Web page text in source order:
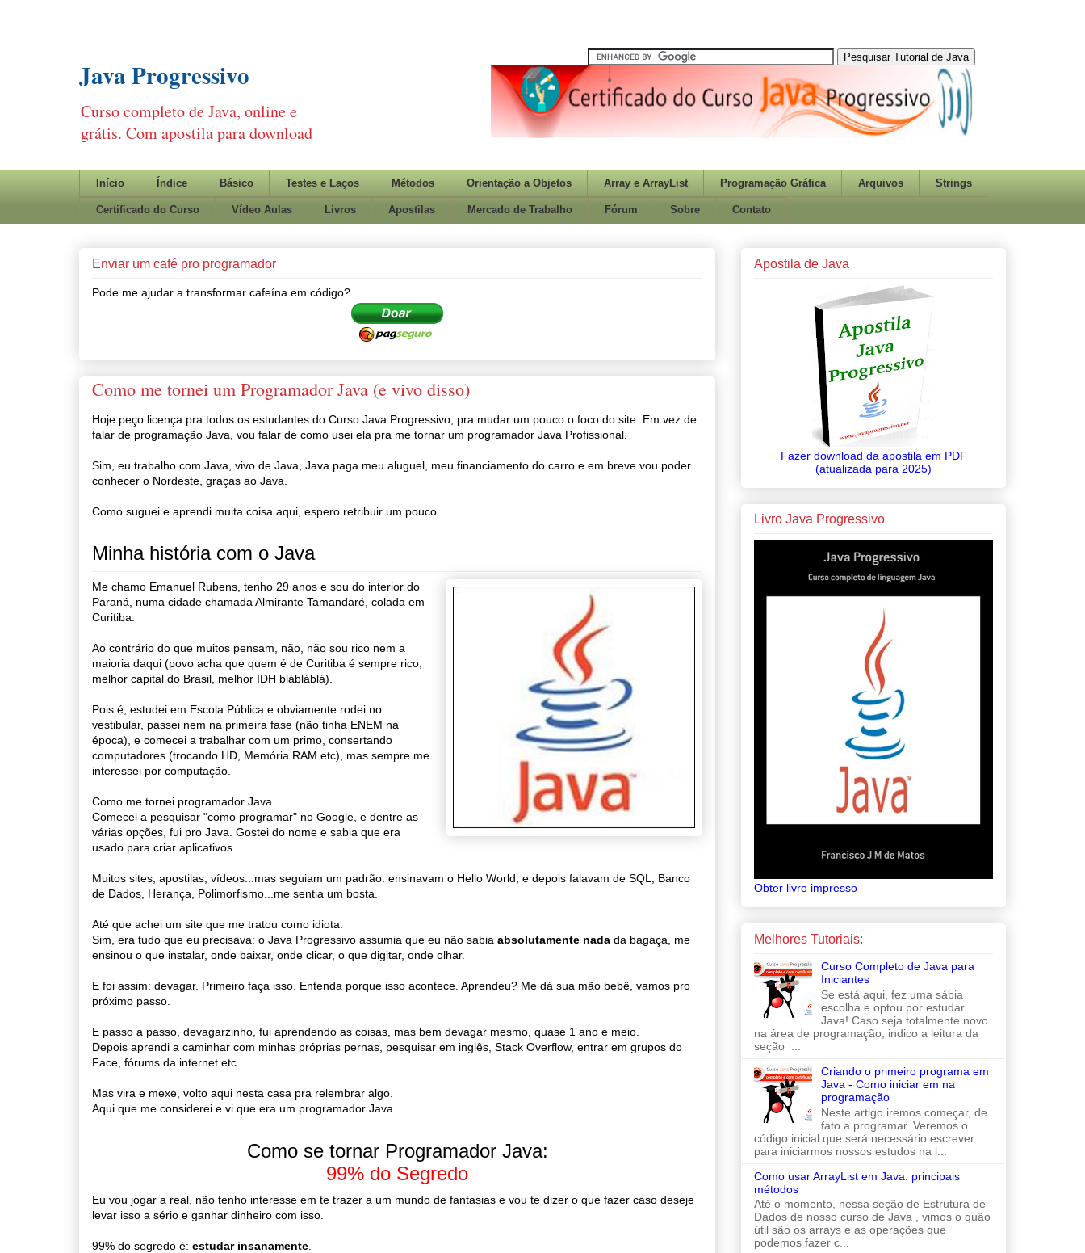
Java Progressivo
Curso completo de Java, online e
grátis. Com apostila para download
Início Índice Básico Testes e Laços Métodos Orientação a Objetos Array e ArrayList Programação Gráfica Arquivos Strings
Certificado do Curso Vídeo Aulas Livros Apostilas Mercado de Trabalho Fórum Sobre Contato
Enviar um café pro programador
Pode me ajudar a transformar cafeína em código?
Como me tornei um Programador Java (e vivo disso)
Hoje peço licença pra todos os estudantes do Curso Java Progressivo, pra mudar um pouco o foco do site. Em vez de
falar de programação Java, vou falar de como usei ela pra me tornar um programador Java Profissional.
Sim, eu trabalho com Java, vivo de Java, Java paga meu aluguel, meu financiamento do carro e em breve vou poder
conhecer o Nordeste, graças ao Java.
Como suguei e aprendi muita coisa aqui, espero retribuir um pouco.
Minha história com o Java
Me chamo Emanuel Rubens, tenho 29 anos e sou do interior do
Paraná, numa cidade chamada Almirante Tamandaré, colada em
Curitiba.
Ao contrário do que muitos pensam, não, não sou rico nem a
maioria daqui (povo acha que quem é de Curitiba é sempre rico,
melhor capital do Brasil, melhor IDH blábláblá).
Pois é, estudei em Escola Pública e obviamente rodei no
vestibular, passei nem na primeira fase (não tinha ENEM na
época), e comecei a trabalhar com um primo, consertando
computadores (trocando HD, Memória RAM etc), mas sempre me
interessei por computação.
Como me tornei programador Java
Comecei a pesquisar "como programar" no Google, e dentre as
várias opções, fui pro Java. Gostei do nome e sabia que era
usado para criar aplicativos.
Muitos sites, apostilas, vídeos...mas seguiam um padrão: ensinavam o Hello World, e depois falavam de SQL, Banco
de Dados, Herança, Polimorfismo...me sentia um bosta.
Até que achei um site que me tratou como idiota.
Sim, era tudo que eu precisava: o Java Progressivo assumia que eu não sabia absolutamente nada da bagaça, me
ensinou o que instalar, onde baixar, onde clicar, o que digitar, onde olhar.
E foi assim: devagar. Primeiro faça isso. Entenda porque isso acontece. Aprendeu? Me dá sua mão bebê, vamos pro
próximo passo.
E passo a passo, devagarzinho, fui aprendendo as coisas, mas bem devagar mesmo, quase 1 ano e meio.
Depois aprendi a caminhar com minhas próprias pernas, pesquisar em inglês, Stack Overflow, entrar em grupos do
Face, fórums da internet etc.
Mas vira e mexe, volto aqui nesta casa pra relembrar algo.
Aqui que me considerei e vi que era um programador Java.
Como se tornar Programador Java:
99% do Segredo
Eu vou jogar a real, não tenho interesse em te trazer a um mundo de fantasias e vou te dizer o que fazer caso deseje
levar isso a sério e ganhar dinheiro com isso.
99% do segredo é: estudar insanamente
Apostila de Java
Fazer download da apostila em PDF
(atualizada para 2025)
Livro Java Progressivo
Obter livro impresso
Melhores Tutoriais:
Curso Completo de Java para
Iniciantes
Se está aqui, fez uma sábia
escolha e optou por estudar
Java! Caso seja totalmente novo
na área de programação, indico a leitura da
seção ...
Criando o primeiro programa em
Java - Como iniciar em na
programação
Neste artigo iremos começar, de
fato a programar. Veremos o
código inicial que será necessário escrever
para iniciarmos nossos estudos na l...
Como usar ArrayList em Java: principais
métodos
Até o momento, nessa seção de Estrutura de
Dados de nosso curso de Java , vimos o quão
útil são os arrays e as operações que
podemos fazer c...